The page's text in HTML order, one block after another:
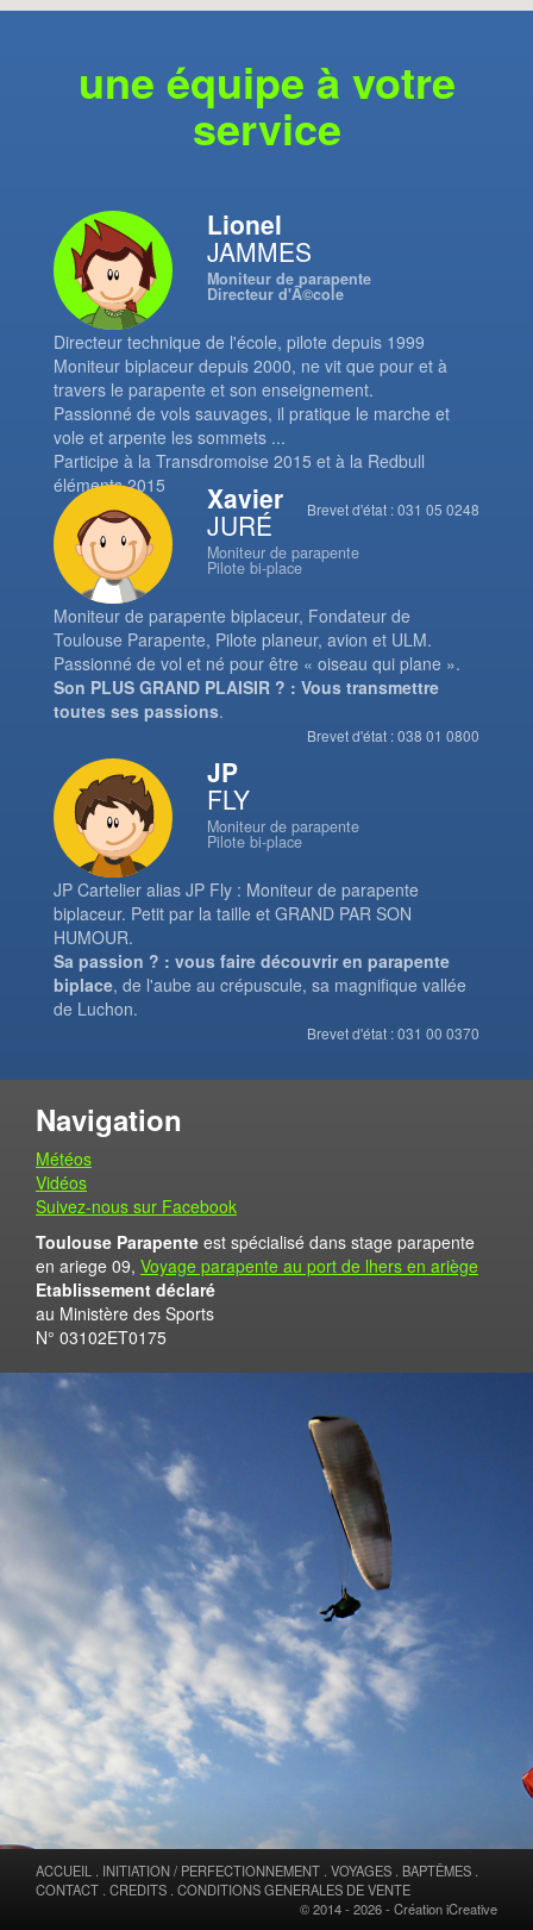
une équipe à votre
service
Lionel
JAMMES
Moniteur de parapente
Directeur d'Ã©cole
Directeur technique de l'école, pilote depuis 1999
Moniteur biplaceur depuis 2000, ne vit que pour et à
travers le parapente et son enseignement.
Passionné de vols sauvages, il pratique le marche et
vole et arpente les sommets ...
Participe à la Transdromoise 2015 et à la Redbull
éléments 2015
Brevet d'état : 031 05 0248
Xavier
JURÉ
Moniteur de parapente
Pilote bi-place
Moniteur de parapente biplaceur, Fondateur de
Toulouse Parapente, Pilote planeur, avion et ULM.
Passionné de vol et né pour être « oiseau qui plane ».
Son PLUS GRAND PLAISIR ? : Vous transmettre
toutes ses passions.
Brevet d'état : 038 01 0800
JP
FLY
Moniteur de parapente
Pilote bi-place
JP Cartelier alias JP Fly : Moniteur de parapente
biplaceur. Petit par la taille et GRAND PAR SON
HUMOUR.
Sa passion ? : vous faire découvrir en parapente
biplace, de l'aube au crépuscule, sa magnifique vallée
de Luchon.
Brevet d'état : 031 00 0370
Navigation
Météos
Vidéos
Suivez-nous sur Facebook
Toulouse Parapente est spécialisé dans stage parapente
en ariege 09, Voyage parapente au port de lhers en ariège
Etablissement déclaré
au Ministère des Sports
N° 03102ET0175
ACCUEIL INITIATION / PERFECTIONNEMENT VOYAGES BAPTÊMES
CONTACT CREDITS CONDITIONS GENERALES DE VENTE
© 2014 - 2026 - Création iCreative